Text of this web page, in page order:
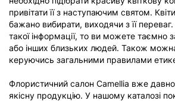
привітати її з наступаючим святом.
бажано вибирати, виходячи з її
такої інформації, то ви можете таємно
або інших близьких людей. Також
керуючись загальними правилами
Флористичний салон Camellia вже
якісну продукцію. У нашому каталозі